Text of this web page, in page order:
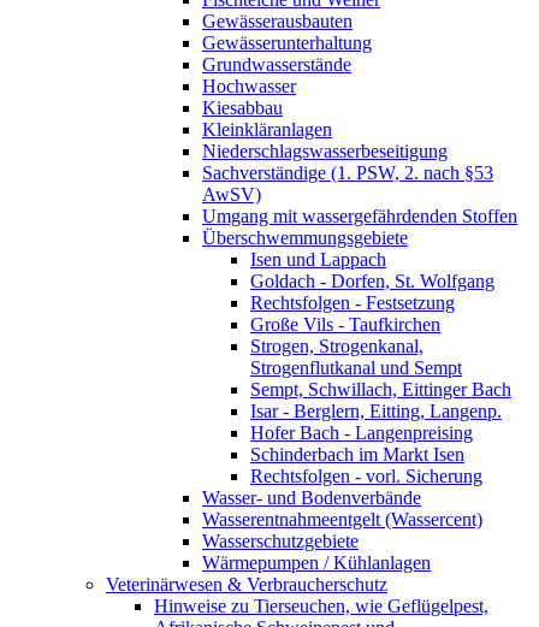
Gewässerausbauten
Gewässerunterhaltung
Grundwasserstände
Hochwasser
Kiesabbau
Kleinkläranlagen
Niederschlagswasserbeseitigung
Sachverständige (1. PSW, 2. nach §53
AwSV)
Umgang mit wassergefährdenden Stoffen
Überschwemmungsgebiete
Isen und Lappach
Goldach - Dorfen, St. Wolfgang
Rechtsfolgen - Festsetzung
Große Vils - Taufkirchen
Strogen, Strogenkanal,
Strogenflutkanal und Sempt
Sempt, Schwillach, Eittinger Bach
Isar - Berglern, Eitting, Langenp.
Hofer Bach - Langenpreising
Schinderbach im Markt Isen
Rechtsfolgen - vorl. Sicherung
Wasser- und Bodenverbände
Wasserentnahmeentgelt (Wassercent)
Wasserschutzgebiete
Wärmepumpen / Kühlanlagen
Veterinärwesen & Verbraucherschutz
Hinweise zu Tierseuchen, wie Geflügelpest,